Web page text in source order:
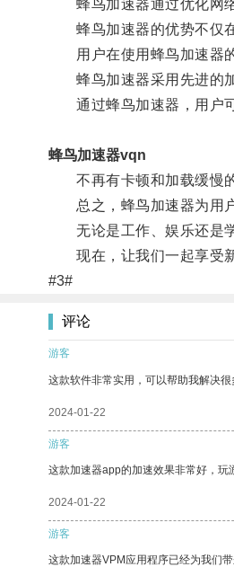
蜂鸟加速器通过优化网络
蜂鸟加速器的优势不仅在
用户在使用蜂鸟加速器的
蜂鸟加速器采用先进的加
通过蜂鸟加速器，用户可
蜂鸟加速器vqn
不再有卡顿和加载缓慢的
总之，蜂鸟加速器为用户
无论是工作、娱乐还是学
现在，让我们一起享受新
#3#
评论
游客
这款软件非常实用，可以帮助我解决很
2024-01-22
游客
这款加速器app的加速效果非常好，玩
2024-01-22
游客
这款加速器VPM应用程序已经为我们